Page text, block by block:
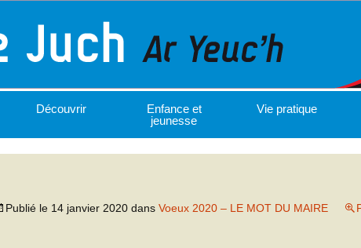
Découvrir
Enfance et
jeunesse
Vie pratique
Publié le 14 janvier 2020 dans Voeux 2020 – LE MOT DU MAIRE